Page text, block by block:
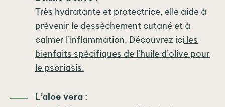
Très hydratante et protectrice, elle aide à
prévenir le dessèchement cutané et à
calmer l’inflammation. Découvrez ici les
bienfaits spécifiques de l’huile d’olive pour
le psoriasis.
L’aloe vera :